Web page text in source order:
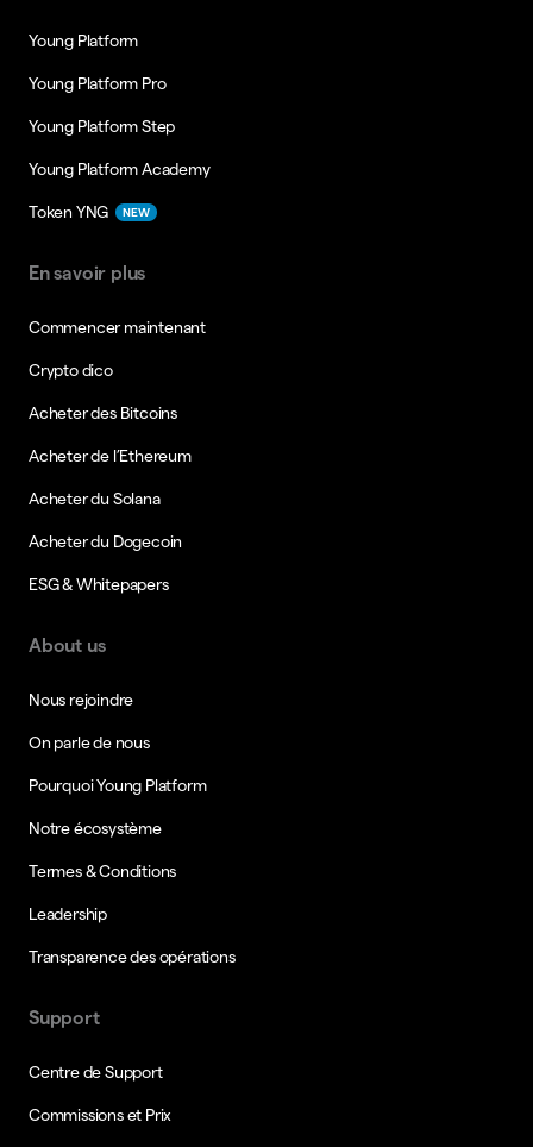
Young Platform
Young Platform Pro
Young Platform Step
Young Platform Academy
Token YNG NEW
En savoir plus
Commencer maintenant
Crypto dico
Acheter des Bitcoins
Acheter de l’Ethereum
Acheter du Solana
Acheter du Dogecoin
ESG & Whitepapers
About us
Nous rejoindre
On parle de nous
Pourquoi Young Platform
Notre écosystème
Termes & Conditions
Leadership
Transparence des opérations
Support
Centre de Support
Commissions et Prix